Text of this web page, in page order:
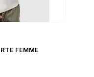
FEMME